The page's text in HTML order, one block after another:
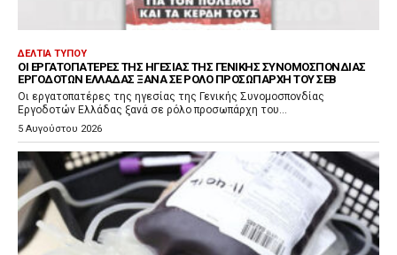
ΔΕΛΤΊΑ ΤΎΠΟΥ
ΟΙ ΕΡΓΑΤΟΠΑΤΈΡΕΣ ΤΗΣ ΗΓΕΣΊΑΣ ΤΗΣ ΓΕΝΙΚΉΣ ΣΥΝΟΜΟΣΠΟΝΔΊΑΣ
ΕΡΓΟΔΟΤΏΝ ΕΛΛΆΔΑΣ ΞΑΝΆ ΣΕ ΡΌΛΟ ΠΡΟΣΩΠΆΡΧΗ ΤΟΥ ΣΕΒ
Οι εργατοπατέρες της ηγεσίας της Γενικής Συνομοσπονδίας
Εργοδοτών Ελλάδας ξανά σε ρόλο προσωπάρχη του...
5 Αυγούστου 2026